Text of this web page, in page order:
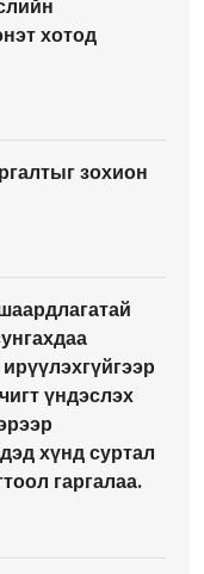
хотод
зохион
үндэслэх
хүнд суртал
гаргалаа.